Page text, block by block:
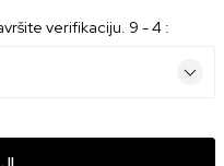
verifikaciju. 9 - 4 :